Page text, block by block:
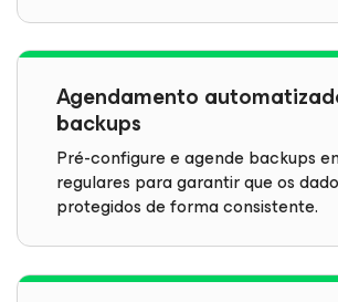
Agendamento
backups
Pré-configure e agende backups
regulares para garantir que os
protegidos de forma consistente.